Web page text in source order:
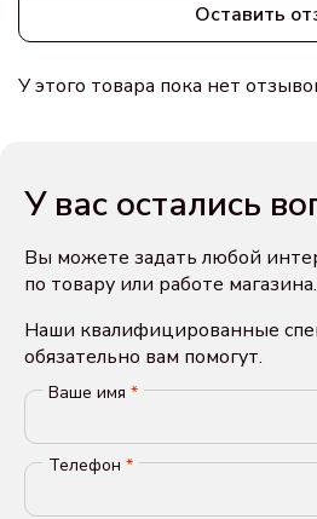
Оставить
У этого товара пока нет
У вас остались
Вы можете задать любой
по товару или работе магазина.
Наши квалифицированные
обязательно вам помогут.
Ваше имя *
Телефон *